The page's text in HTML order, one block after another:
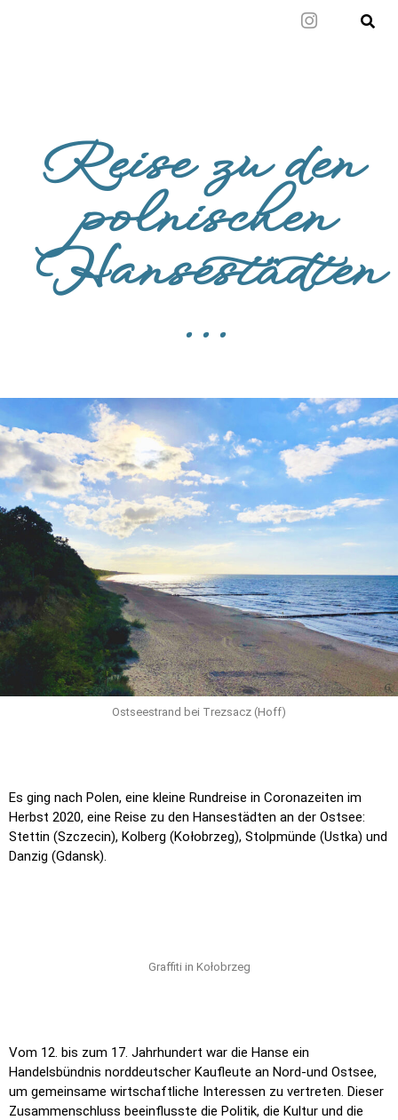
Reise zu den
polnischen
Hansestädten
...
Ostseestrand bei Trezsacz (Hoff)
Es ging nach Polen, eine kleine Rundreise in Coronazeiten im
Herbst 2020, eine Reise zu den Hansestädten an der Ostsee:
Stettin (Szczecin), Kolberg (Kołobrzeg), Stolpmünde (Ustka) und
Danzig (Gdansk).
Graffiti in Kołobrzeg
Vom 12. bis zum 17. Jahrhundert war die Hanse ein
Handelsbündnis norddeutscher Kaufleute an Nord-und Ostsee,
um gemeinsame wirtschaftliche Interessen zu vertreten. Dieser
Zusammenschluss beeinflusste die Politik, die Kultur und die